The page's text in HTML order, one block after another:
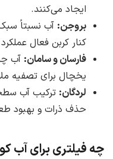
ایجاد می‌کنند.
بروجن: آب نسبتاً سبک
کنار کربن فعال
فارسان و سامان: آب
یخچال برای تصفیه
لردگان: ترکیب آب
حذف ذرات و بهبود
چه فیلتری برای آب